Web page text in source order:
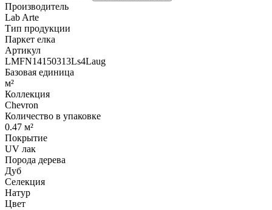
Производитель
Lab Arte
Тип продукции
Паркет елка
Артикул
LMFN14150313Ls4Laug
Базовая единица
м²
Коллекция
Chevron
Количество в упаковке
0.47 м²
Покрытие
UV лак
Порода дерева
Дуб
Селекция
Натур
Цвет